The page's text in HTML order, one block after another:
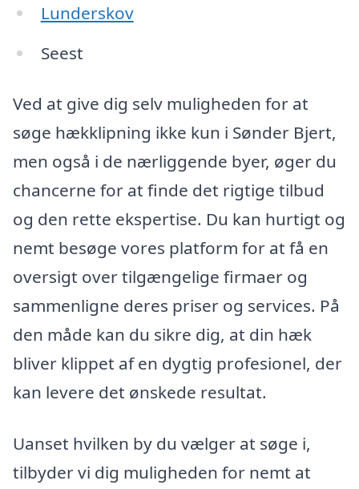
Lunderskov
Seest
Ved at give dig selv muligheden for at
søge hækklipning ikke kun i Sønder Bjert,
men også i de nærliggende byer, øger du
chancerne for at finde det rigtige tilbud
og den rette ekspertise. Du kan hurtigt og
nemt besøge vores platform for at få en
oversigt over tilgængelige firmaer og
sammenligne deres priser og services. På
den måde kan du sikre dig, at din hæk
bliver klippet af en dygtig profesionel, der
kan levere det ønskede resultat.
Uanset hvilken by du vælger at søge i,
tilbyder vi dig muligheden for nemt at